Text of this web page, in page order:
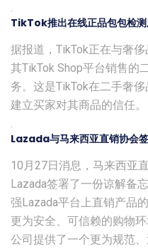
.
TikTok推出在线正品包包检
据报道，TikTok正在与奢
其TikTok Shop平台销售的
务。这是TikTok在二手奢
建立买家对其商品的信任。
.
Lazada与马来西亚直销协会
10月27日消息，马来西亚
Lazada签署了一份谅解备
强Lazada平台上直销产品
更为安全、可信赖的购物
公司提供了一个更为规范、